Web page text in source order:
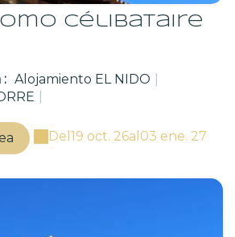
célibataire
: Alojamiento EL NIDO
Del 19 oct. 26al 03 ene. 27